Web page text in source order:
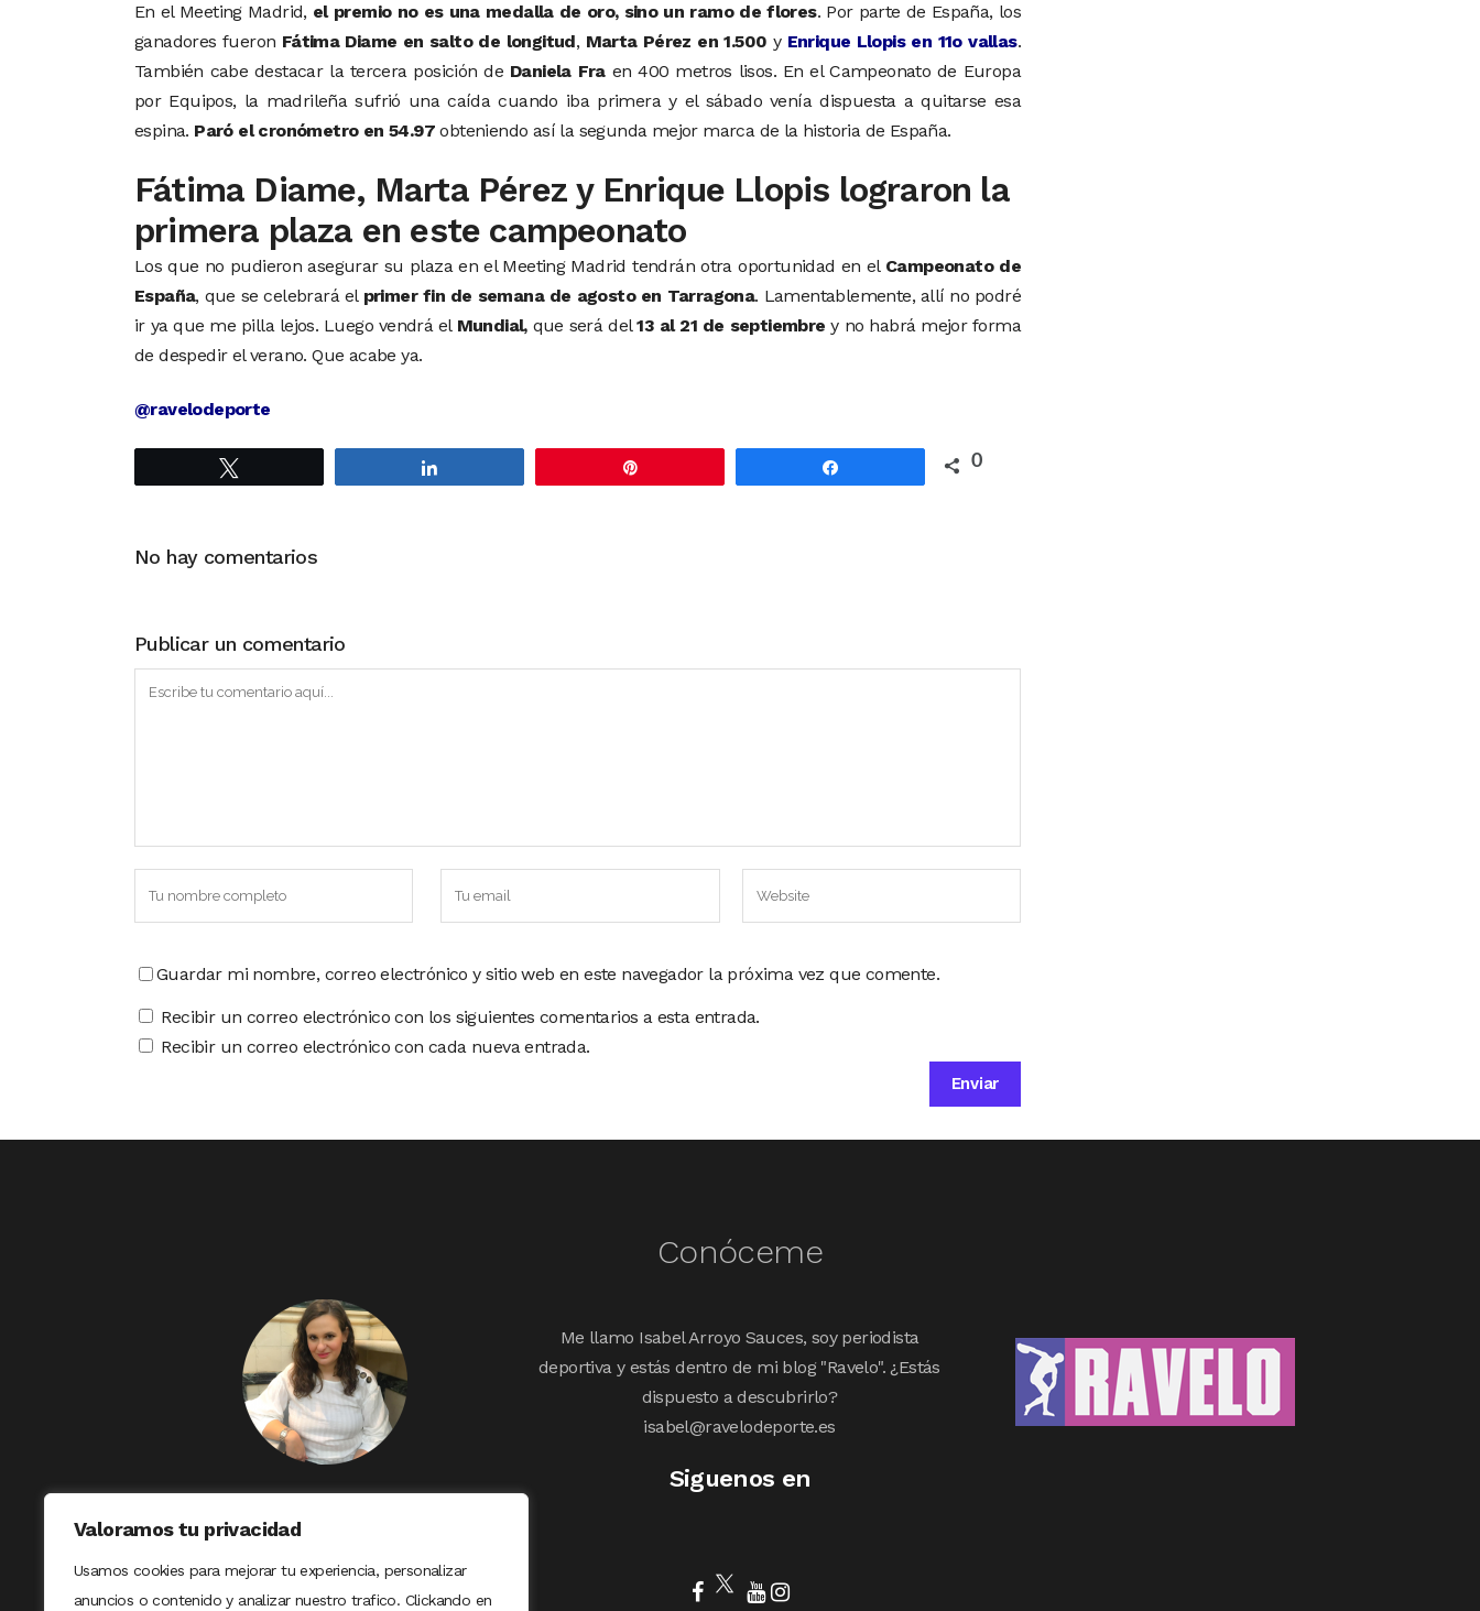
Valoramos tu privacidad
Usamos cookies para mejorar tu experiencia, personalizar
anuncios o contenido y analizar nuestro trafico. Clickando en
En el Meeting Madrid, el premio no es una medalla de oro, sino un ramo de flores. Por parte de España, los
ganadores fueron Fátima Diame en salto de longitud, Marta Pérez en 1.500 y Enrique Llopis en 11o vallas.
También cabe destacar la tercera posición de Daniela Fraen 400 metros lisos. En el Campeonato de Europa
por Equipos, la madrileña sufrió una caída cuando iba primera y el sábado venía dispuesta a quitarse esa
espina. Paró el cronómetro en 54.97 obteniendo así la segunda mejor marca de la historia de España.
Fátima Diame, Marta Pérez y Enrique Llopis lograron la
primera plaza en este campeonato
Los que no pudieron asegurar su plaza en el Meeting Madrid tendrán otra oportunidad en el Campeonato de
España, que se celebrará el primer fin de semana de agosto en Tarragona. Lamentablemente, allí no podré
ir ya que me pilla lejos. Luego vendrá el Mundial,que será del13 al 21 de septiembre y no habrá mejor forma
de despedir el verano. Que acabe ya.
@ravelodeporte
0
No hay comentarios
Publicar un comentario
Guardar mi nombre, correo electrónico y sitio web en este navegador la próxima vez que comente.
Recibir un correo electrónico con los siguientes comentarios a esta entrada.
Recibir un correo electrónico con cada nueva entrada.
Conóceme
Me llamo Isabel Arroyo Sauces, soy periodista
deportiva y estás dentro de mi blog "Ravelo". ¿Estás
dispuesto a descubrirlo?
isabel@ravelodeporte.es
Siguenos en